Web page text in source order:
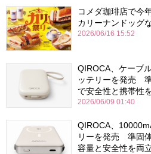
コメダ珈琲店で今
カリーナンドッグ
2026/06/16 15:52
QIROCA、ケーブ
ッテリーを発売
で安全性と携帯性
2026/06/09 01:40
QIROCA、
リーを発売 準固
容量と安全性を両